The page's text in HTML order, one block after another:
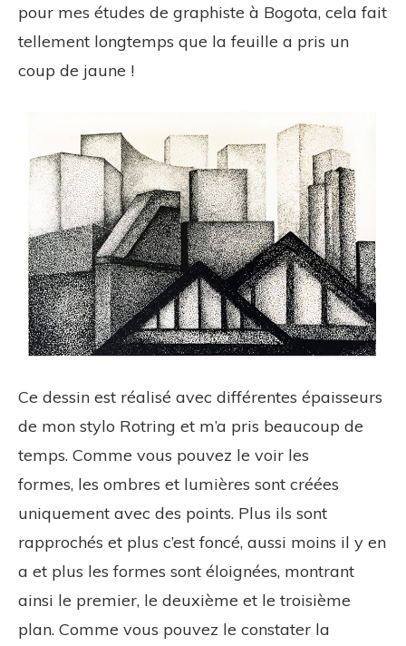
pour mes études de graphiste à Bogota, cela fait
tellement longtemps que la feuille a pris un
coup de jaune !
Ce dessin est réalisé avec différentes épaisseurs
de mon stylo Rotring et m’a pris beaucoup de
temps. Comme vous pouvez le voir les
formes, les ombres et lumières sont créées
uniquement avec des points. Plus ils sont
rapprochés et plus c’est foncé, aussi moins il y en
a et plus les formes sont éloignées, montrant
ainsi le premier, le deuxième et le troisième
plan. Comme vous pouvez le constater la